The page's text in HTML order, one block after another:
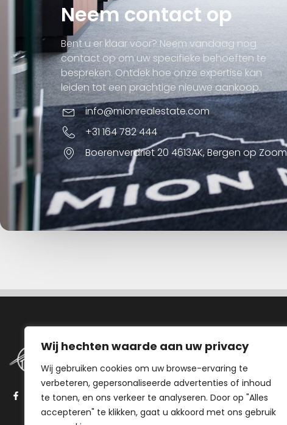
Wij hechten waarde aan uw privacy
Wij gebruiken cookies om uw browse-ervaring te
verbeteren, gepersonaliseerde advertenties of inhoud
te tonen, en ons verkeer te analyseren. Door op "Alles
accepteren" te klikken, gaat u akkoord met ons gebruik
Neem contact op
Bent u er klaar voor? Neem vandaag nog
contact op om uw specifieke behoeften te
bespreken. Ontdek hoe onze expertise kan
leiden tot een prachtige nieuwe aankoop.
info@mionrealestate.com
+31 164 782 444
Boerenverdriet 20 4613AK, Bergen op Zoom
Navigatie
Aanbod
Stappenplan
Onze aanpak